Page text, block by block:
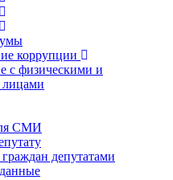
коррупции
с физическими и
СМИ
депутатами